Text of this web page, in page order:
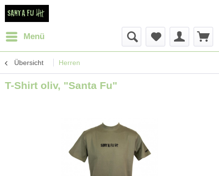
Menü
Übersicht Herren
T-Shirt oliv, "Santa Fu"